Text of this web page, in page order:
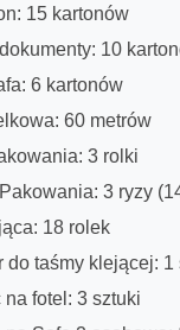
15 kartonów
10
6 kartonów
60 metrów
3 rolki
3 ryzy
18 rolek
do taśmy klejącej: 1
na fotel: 3 sztuki